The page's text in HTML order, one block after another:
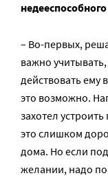
– Во-первых,
важно
действовать ему
это возможно.
захотел
это слишком
дома. Но если
желании, надо